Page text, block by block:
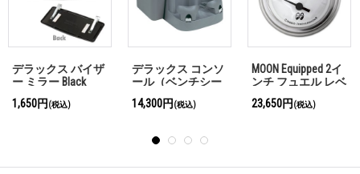
Equipped 2イ
フュエル レベ
ワイト＞
円(税込)
ラダーバー用 ボル
ト オン ダイアゴナ
30,800円(税込)
ステンレス トリム
リング 14インチ /
3,850円～3,960円
(税込)
ホ
ム